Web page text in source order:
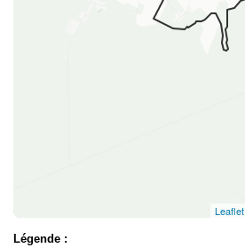
Leaflet
Légende :